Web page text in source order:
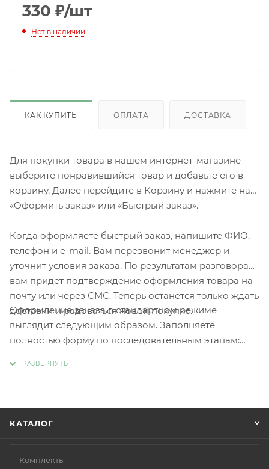
330 ₽/шт
Нет в наличии
КАК КУПИТЬ ОПЛАТА ДОСТАВКА
Для покупки товара в нашем интернет-магазине
выберите понравившийся товар и добавьте его в
корзину. Далее перейдите в Корзину и нажмите на
«Оформить заказ» или «Быстрый заказ».
Когда оформляете быстрый заказ, напишите ФИО,
телефон и e-mail. Вам перезвонит менеджер и
уточнит условия заказа. По результатам разговора
вам придет подтверждение оформления товара на
почту или через СМС. Теперь останется только ждать
доставки и радоваться новой покупке.
Оформление заказа в стандартном режиме
выглядит следующим образом. Заполняете
полностью форму по последовательным этапам:
КАТАЛОГ
Комплекты